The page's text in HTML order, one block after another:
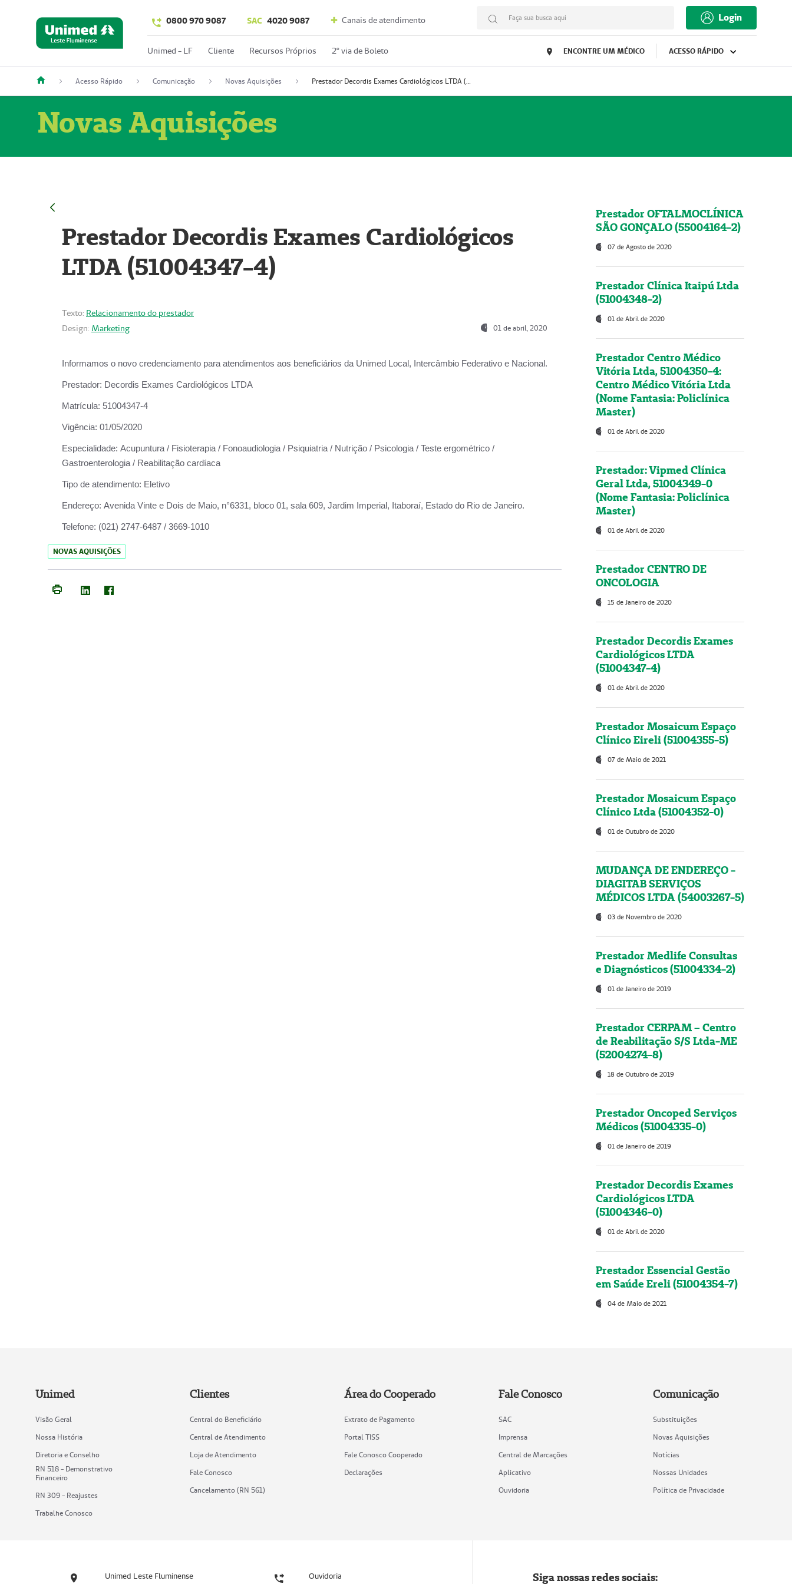
0800 970 9087 SAC 4020 9087 Canais de atendimento Faça sua busca aqui Login
Unimed - LF Cliente Recursos Próprios 2º via de Boleto ENCONTRE UM MÉDICO ACESSO RÁPIDO
Acesso Rápido Comunicação Novas Aquisições Prestador Decordis Exames Cardiológicos LTDA (51004347-4)
Novas Aquisições
Prestador Decordis Exames Cardiológicos
LTDA (51004347-4)
Texto: Relacionamento do prestador
Design: Marketing 01 de abril, 2020
Informamos o novo credenciamento para atendimentos aos beneficiários da Unimed Local, Intercâmbio Federativo e Nacional.
Prestador: Decordis Exames Cardiológicos LTDA
Matrícula: 51004347-4
Vigência: 01/05/2020
Especialidade: Acupuntura / Fisioterapia / Fonoaudiologia / Psiquiatria / Nutrição / Psicologia / Teste ergométrico /
Gastroenterologia / Reabilitação cardíaca
Tipo de atendimento: Eletivo
Endereço: Avenida Vinte e Dois de Maio, n°6331, bloco 01, sala 609, Jardim Imperial, Itaboraí, Estado do Rio de Janeiro.
Telefone: (021) 2747-6487 / 3669-1010
NOVAS AQUISIÇÕES
Prestador OFTALMOCLÍNICA
SÃO GONÇALO (55004164-2)
07 de Agosto de 2020
Prestador Clínica Itaipú Ltda
(51004348-2)
01 de Abril de 2020
Prestador Centro Médico
Vitória Ltda, 51004350-4:
Centro Médico Vitória Ltda
(Nome Fantasia: Policlínica
Master)
01 de Abril de 2020
Prestador: Vipmed Clínica
Geral Ltda, 51004349-0
(Nome Fantasia: Policlínica
Master)
01 de Abril de 2020
Prestador CENTRO DE
ONCOLOGIA
15 de Janeiro de 2020
Prestador Decordis Exames
Cardiológicos LTDA
(51004347-4)
01 de Abril de 2020
Prestador Mosaicum Espaço
Clínico Eireli (51004355-5)
07 de Maio de 2021
Prestador Mosaicum Espaço
Clínico Ltda (51004352-0)
01 de Outubro de 2020
MUDANÇA DE ENDEREÇO -
DIAGITAB SERVIÇOS
MÉDICOS LTDA (54003267-5)
03 de Novembro de 2020
Prestador Medlife Consultas
e Diagnósticos (51004334-2)
01 de Janeiro de 2019
Prestador CERPAM – Centro
de Reabilitação S/S Ltda-ME
(52004274-8)
18 de Outubro de 2019
Prestador Oncoped Serviços
Médicos (51004335-0)
01 de Janeiro de 2019
Prestador Decordis Exames
Cardiológicos LTDA
(51004346-0)
01 de Abril de 2020
Prestador Essencial Gestão
em Saúde Ereli (51004354-7)
04 de Maio de 2021
Unimed
Visão Geral
Nossa História
Diretoria e Conselho
RN 518 - Demonstrativo
Financeiro
RN 309 - Reajustes
Trabalhe Conosco
Clientes
Central do Beneficiário
Central de Atendimento
Loja de Atendimento
Fale Conosco
Cancelamento (RN 561)
Área do Cooperado
Extrato de Pagamento
Portal TISS
Fale Conosco Cooperado
Declarações
Fale Conosco
SAC
Imprensa
Central de Marcações
Aplicativo
Ouvidoria
Comunicação
Substituições
Novas Aquisições
Notícias
Nossas Unidades
Política de Privacidade
Unimed Leste Fluminense Ouvidoria Siga nossas redes sociais: